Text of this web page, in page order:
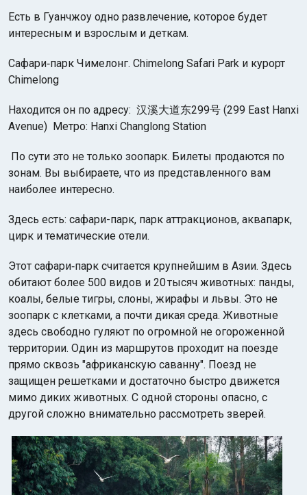
Есть в Гуанчжоу одно развлечение, которое будет
интересным и взрослым и деткам.
Сафари‑парк Чимелонг. Chimelong Safari Park и курорт
Chimelong
Находится он по адресу: 汉溪大道东299号 (299 East Hanxi
Avenue) Метро: Hanxi Changlong Station
По сути это не только зоопарк. Билеты продаются по
зонам. Вы выбираете, что из представленного вам
наиболее интересно.
Здесь есть: сафари-парк, парк аттракционов, аквапарк,
цирк и тематические отели.
Этот сафари‑парк считается крупнейшим в Азии. Здесь
обитают более 500 видов и 20 тысяч животных: панды,
коалы, белые тигры, слоны, жирафы и львы. Это не
зоопарк с клетками, а почти дикая среда. Животные
здесь свободно гуляют по огромной не огороженной
территории. Один из маршрутов проходит на поезде
прямо сквозь "африканскую саванну". Поезд не
защищен решетками и достаточно быстро движется
мимо диких животных. С одной стороны опасно, с
другой сложно внимательно рассмотреть зверей.